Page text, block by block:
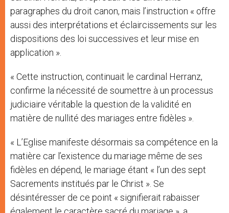
paragraphes du droit canon, mais l’instruction « offre
aussi des interprétations et éclaircissements sur les
dispositions des loi successives et leur mise en
application ».
« Cette instruction, continuait le cardinal Herranz,
confirme la nécessité de soumettre à un processus
judiciaire véritable la question de la validité en
matière de nullité des mariages entre fidèles ».
« L’Eglise manifeste désormais sa compétence en la
matière car l’existence du mariage même de ses
fidèles en dépend, le mariage étant « l’un des sept
Sacrements institués par le Christ ». Se
désintéresser de ce point « signifierait rabaisser